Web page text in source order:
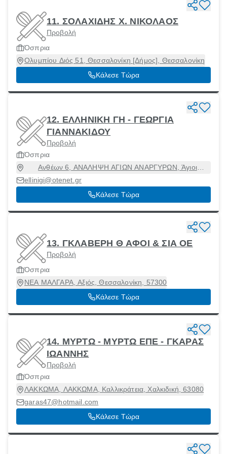
11. ΣΟΛΑΧΙΔΗΣ Χ. ΝΙΚΟΛΑΟΣ
Προβολή
Όσπρια
Ολυμπίου Διός 51, Θεσσαλονίκη [Δήμος], Θεσσαλονίκη
Κάλεσε Τώρα
12. ΕΛΛΗΝΙΚΗ ΓΗ - ΓΕΩΡΓΙΑ
ΓΙΑΝΝΑΚΙΔΟΥ
Προβολή
Όσπρια
Ανθέων 6, ΑΝΑΛΗΨΗ ΑΓΙΩΝ ΑΝΑΡΓΥΡΩΝ, Άγιοι
Ανάργυροι, Αττική, 13562
ellinigi@otenet.gr
Κάλεσε Τώρα
13. ΓΚΛΑΒΕΡΗ Θ ΑΦΟΙ & ΣΙΑ ΟΕ
Προβολή
Όσπρια
ΝΕΑ ΜΑΛΓΑΡΑ, Αξιός, Θεσσαλονίκη, 57300
Κάλεσε Τώρα
14. ΜΥΡΤΩ - ΜΥΡΤΩ ΕΠΕ - ΓΚΑΡΑΣ
ΙΩΑΝΝΗΣ
Προβολή
Όσπρια
ΛΑΚΚΩΜΑ, ΛΑΚΚΩΜΑ, Καλλικράτεια, Χαλκιδική, 63080
garas47@hotmail.com
Κάλεσε Τώρα